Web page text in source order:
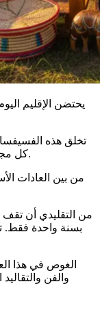
تخلق هذه
كل مجموعة تضيف ألوانها الخاصة إلى الهوية الوطنية.
من بين العادات
من التقليدي أن
بسنة واحدة فقط.
الغوص في هذا
والفن